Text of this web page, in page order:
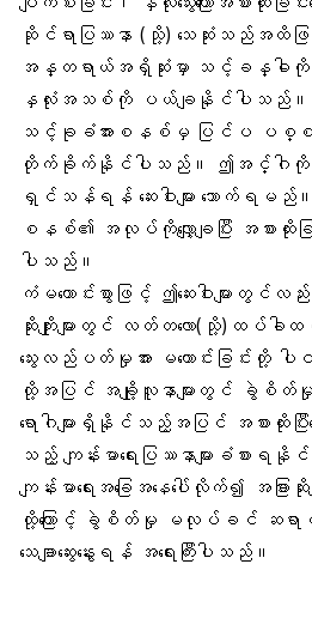
ဆိုင်ရာပြဿနာ (သို့) သေဆုံးသည်အထိ
အန္တရာယ်အရှိဆုံးမှာ သင့်ခန္ဓါ
နှလုံးအသစ်ကို ပယ်ချနိုင်ပါသည်
သင့်ခုခံအားစနစ်မှ ပြင်ပ ပစ္
တိုက်ခိုက်နိုင်ပါသည်။ ဤအင်္ဂါ
ရှင်သန်ရန် ဆေးဝါးများ သောက်ရမည်။ ဆ
စနစ်၏ အလုပ်ကိုလျှော့ချပြီး အစားထို
ပါသည်။
ကံမကောင်းစွာဖြင့် ဤဆေးဝါးများတွင်လည်
ဆိုးကျိုးများတွင် လတ်တလော(သို့)ထပ်ခါထ
သွေးလည်ပတ်မှုအား မကောင်းခြင်းတို့
ထို့အပြင် အချို့လူနာများတွင်
ရောဂါများရှိနိုင်သည့်အပြင် အစားထိုးပ
သည့် ကျန်းမာရေးပြဿနာများခံစားရ
ကျန်းမာရေးအခြေအနေပေါ်လိုက်၍ အခြားဆို
ထို့ကြောင့် ခွဲစိတ်မှု မလုပ်ခင် ဆရာဝန်
သေချာဆွေးနွေးရန် အရေးကြီးပါသည်။